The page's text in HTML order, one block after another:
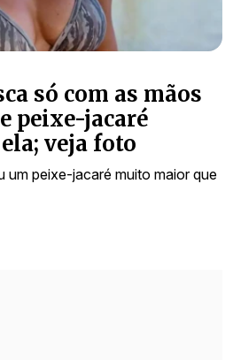
só com as mãos
peixe-jacaré
veja foto
um peixe-jacaré muito maior que